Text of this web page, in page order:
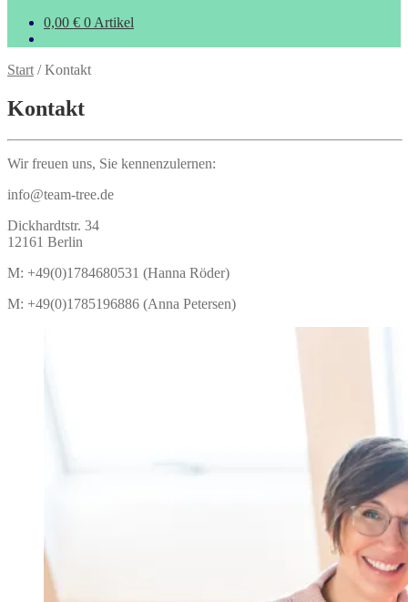
0,00 € 0 Artikel
Start /Kontakt
Kontakt
Wir freuen uns, Sie kennenzulernen:
info@team-tree.de
Dickhardtstr. 34
12161 Berlin
M: +49(0)1784680531 (Hanna Röder)
M: +49(0)1785196886 (Anna Petersen)